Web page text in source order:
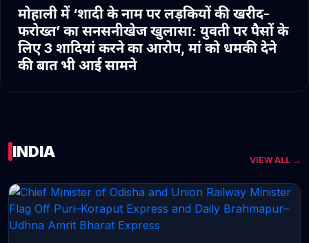
मोहाली में ‘शादी के नाम पर लड़कियों की खरीद-
फरोख्त’ का सनसनीखेज खुलासा: युवती पर पैसों के
लिए 3 शादियां करने का आरोप, मां को धमकी देने
की बात भी आई सामने
INDIA VIEW ALL →